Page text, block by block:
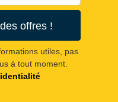
offres !
utiles, pas
à tout moment.